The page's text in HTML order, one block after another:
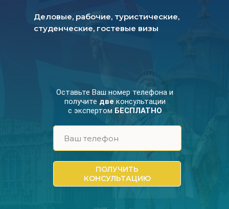
Деловые, рабочие, туристические,
студенческие, гостевые визы
ПОЛУЧИТЬ
КОНСУЛЬТАЦИЮ
Оставьте Ваш номер телефона и
получите две консультации
с экспертом БЕСПЛАТНО